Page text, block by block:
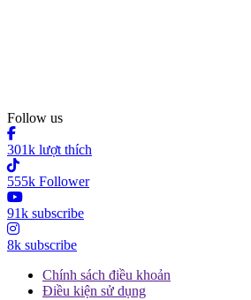
Follow us
301k lượt thích
555k Follower
91k subscribe
8k subscribe
Chính sách điều khoản
Điều kiện sử dụng